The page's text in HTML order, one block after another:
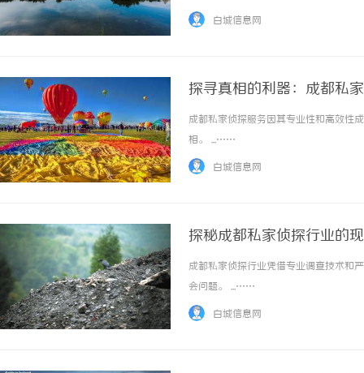
白城信息网
探寻真相的利器：成都私
成都私家侦探服务因其专业性和高效性
相。 ...……
白城信息网
探秘成都私家侦探行业的
成都私家侦探行业凭借专业调查技术和
会问题。 ...……
白城信息网